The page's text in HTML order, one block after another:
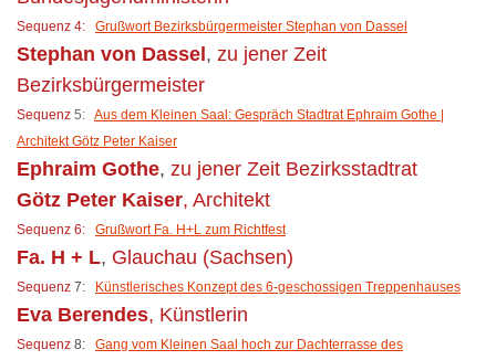
Sequenz 4: Grußwort Bezirksbürgermeister Stephan von Dassel
Stephan von Dassel, zu jener Zeit
Bezirksbürgermeister
Sequenz 5: Aus dem Kleinen Saal: Gespräch Stadtrat Ephraim Gothe |
Architekt Götz Peter Kaiser
Ephraim Gothe, zu jener Zeit Bezirksstadtrat
Götz Peter Kaiser, Architekt
Sequenz 6: Grußwort Fa. H+L zum Richtfest
Fa. H + L, Glauchau (Sachsen)
Sequenz 7: Künstlerisches Konzept des 6-geschossigen Treppenhauses
Eva Berendes, Künstlerin
Sequenz 8: Gang vom Kleinen Saal hoch zur Dachterrasse des